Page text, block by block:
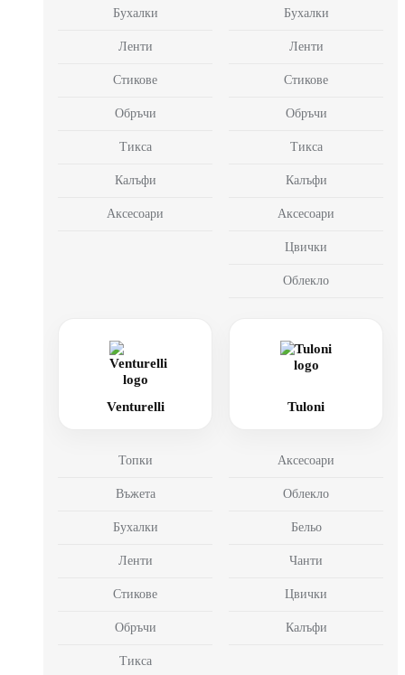
Бухалки
Ленти
Стикове
Обръчи
Тикса
Калъфи
Аксесоари
Бухалки
Ленти
Стикове
Обръчи
Тикса
Калъфи
Аксесоари
Цвички
Облекло
Venturelli
Топки
Въжета
Бухалки
Ленти
Стикове
Обръчи
Тикса
Tuloni
Аксесоари
Облекло
Бельо
Чанти
Цвички
Калъфи